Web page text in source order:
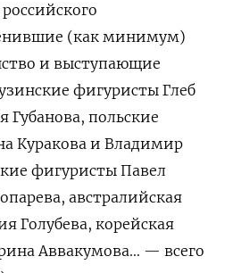
(как минимум)
и выступающие
фигуристы Глеб
Губанова, польские
Куракова и Владимир
фигуристы Павел
австралийская
Голубева, корейская
Аввакумова… — всего